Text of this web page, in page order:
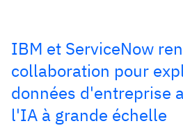
IBM et ServiceNow
collaboration pour
données d'entreprise
l'IA à grande échelle